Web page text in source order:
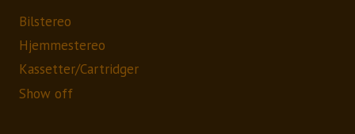
Bilstereo
Hjemmestereo
Kassetter/Cartridger
Show off